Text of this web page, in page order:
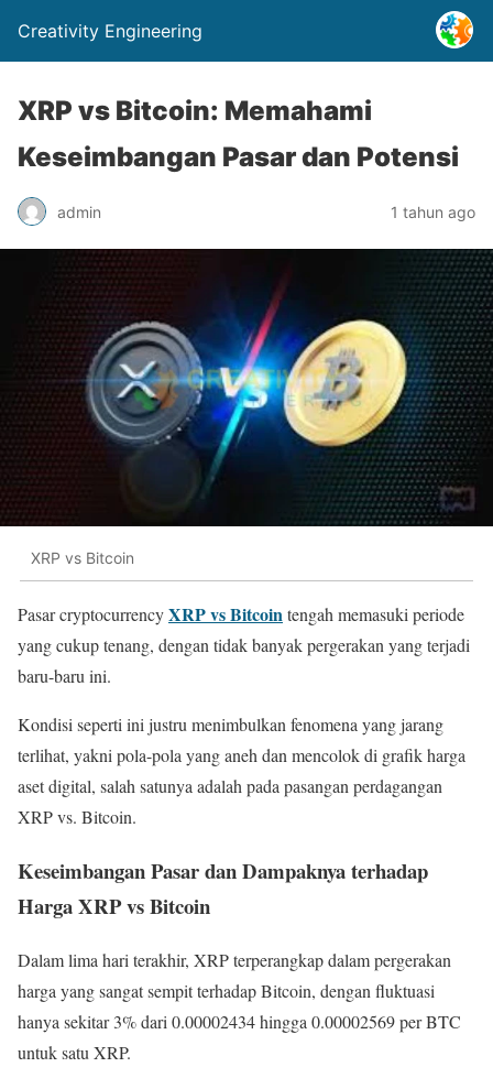
Creativity Engineering
XRP vs Bitcoin: Memahami
Keseimbangan Pasar dan Potensi
admin 1 tahun ago
XRP vs Bitcoin
Pasar cryptocurrencyXRP vs Bitcointengah memasuki periode
yang cukup tenang, dengan tidak banyak pergerakan yang terjadi
baru-baru ini.
Kondisi seperti ini justru menimbulkan fenomena yang jarang
terlihat, yakni pola-pola yang aneh dan mencolok di grafik harga
aset digital, salah satunya adalah pada pasangan perdagangan
XRP vs. Bitcoin.
Keseimbangan Pasar dan Dampaknya terhadap
Harga XRP vs Bitcoin
Dalam lima hari terakhir, XRP terperangkap dalam pergerakan
harga yang sangat sempit terhadap Bitcoin, dengan fluktuasi
hanya sekitar 3% dari 0.00002434 hingga 0.00002569 per BTC
untuk satu XRP.